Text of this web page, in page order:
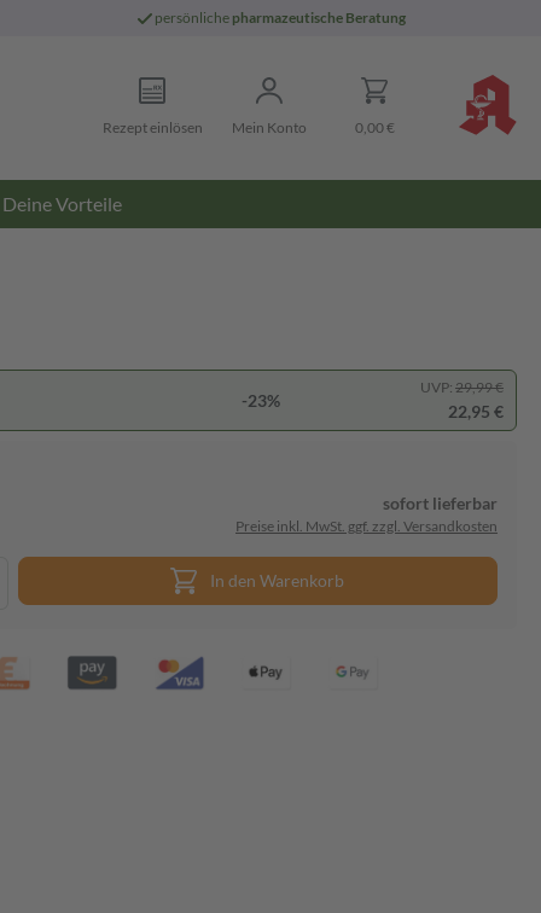
persönliche pharmazeutische Beratung
Rezept einlösen Mein Konto 0,00 €
Deine Vorteile
-23%
UVP: 29,99 €
22,95 €
sofort lieferbar
Preise inkl. MwSt. ggf. zzgl. Versandkosten
In den Warenkorb